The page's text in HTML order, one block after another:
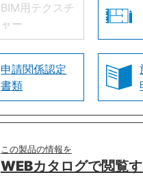
BIM用テクスチ
ャー
申請関係認定
書類
この製品の情報を
WEBカタログで閲覧